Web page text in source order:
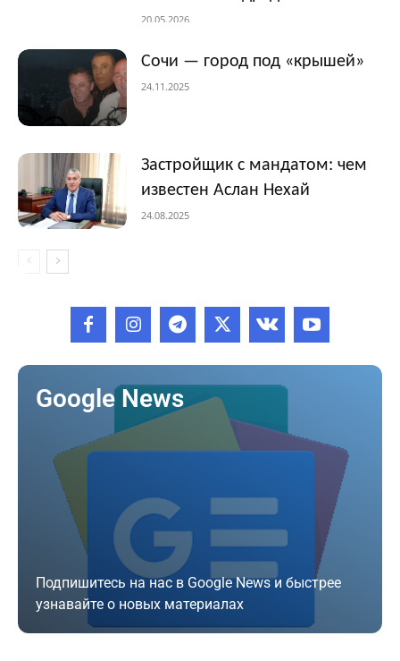
20.05.2026
Сочи — город под «крышей»
24.11.2025
Застройщик с мандатом: чем
известен Аслан Нехай
24.08.2025
Google News
Подпишитесь на нас в Google News и быстрее
узнавайте о новых материалах